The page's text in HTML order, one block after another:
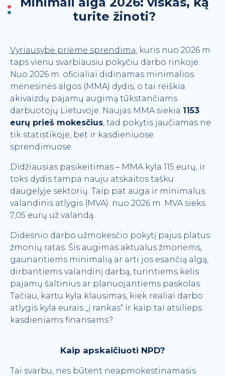
Komanda
Naujienos ir patarimai
Kainoraštis
Naudinga informacija
Finansinės ataskaitos
turite žinoti?
Vyriausybė priėmė sprendimą, kuris nuo 2026 m.
taps vienu svarbiausiu pokyčiu darbo rinkoje.
Nuo 2026 m. oficialiai didinamas minimalios
mėnesinės algos (MMA) dydis, o tai reiškia
akivaizdų pajamų augimą tūkstančiams
darbuotojų Lietuvoje. Naujas MMA siekia 1153
eurų prieš mokesčius, tad pokytis jaučiamas ne
tik statistikoje, bet ir kasdieniuose
sprendimuose.
Didžiausias pasikeitimas – MMA kyla 115 eurų, ir
toks dydis tampa nauju atskaitos tašku
daugelyje sektorių. Taip pat auga ir minimalus
valandinis atlygis (MVA): nuo 2026 m. MVA sieks
7,05 eurų už valandą.
Didesnio darbo užmokesčio pokytį pajus platus
žmonių ratas. Šis augimas aktualus žmonėms,
gaunantiems minimalią ar arti jos esančią algą,
dirbantiems valandinį darbą, turintiems kelis
pajamų šaltinius ar planuojantiems paskolas.
Tačiau, kartu kyla klausimas, kiek realiai darbo
atlygis kyla eurais „į rankas“ ir kaip tai atsilieps
kasdieniams finansams?
Kaip apskaičiuoti NPD?
Tai svarbu, nes būtent neapmokestinamasis